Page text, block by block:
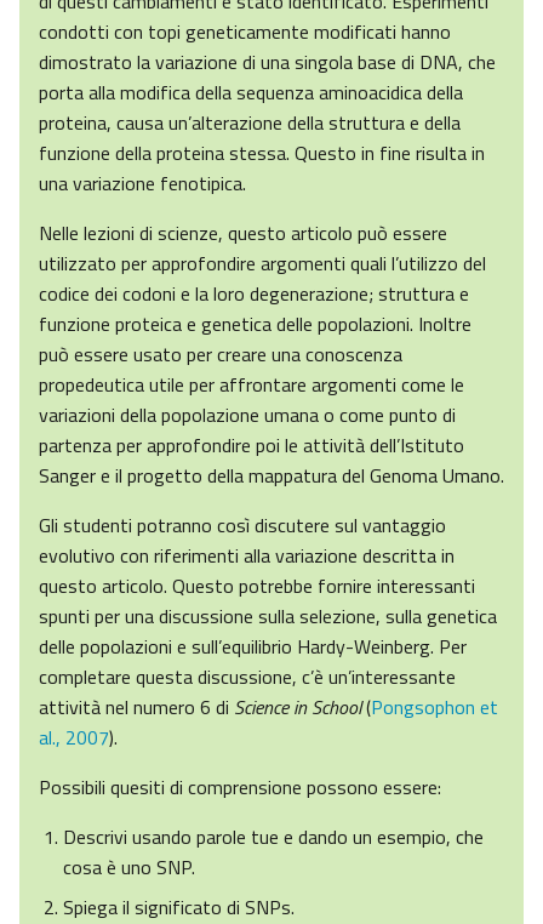
condotti con topi geneticamente modificati hanno
dimostrato la variazione di una singola base di DNA, che
porta alla modifica della sequenza aminoacidica della
proteina, causa un’alterazione della struttura e della
funzione della proteina stessa. Questo in fine risulta in
una variazione fenotipica.
Nelle lezioni di scienze, questo articolo può essere
utilizzato per approfondire argomenti quali l’utilizzo del
codice dei codoni e la loro degenerazione; struttura e
funzione proteica e genetica delle popolazioni. Inoltre
può essere usato per creare una conoscenza
propedeutica utile per affrontare argomenti come le
variazioni della popolazione umana o come punto di
partenza per approfondire poi le attività dell’Istituto
Sanger e il progetto della mappatura del Genoma Umano.
Gli studenti potranno così discutere sul vantaggio
evolutivo con riferimenti alla variazione descritta in
questo articolo. Questo potrebbe fornire interessanti
spunti per una discussione sulla selezione, sulla genetica
delle popolazioni e sull’equilibrio Hardy-Weinberg. Per
completare questa discussione, c’è un’interessante
attività nel numero 6 di Science in School(Pongsophon et
al., 2007).
Possibili quesiti di comprensione possono essere:
Descrivi usando parole tue e dando un esempio, che
cosa è uno SNP.
Spiega il significato di SNPs.